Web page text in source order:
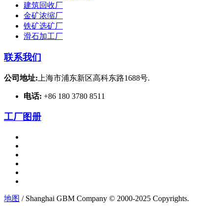
建筑回收厂
金矿浓缩厂
铁矿选矿厂
滑石加工厂
联系我们
公司地址: 上海市浦东新区高科东路1688号.
电话: +86 180 3780 8511
工厂图册
地图 / Shanghai GBM Company © 2000-2025 Copyrights.